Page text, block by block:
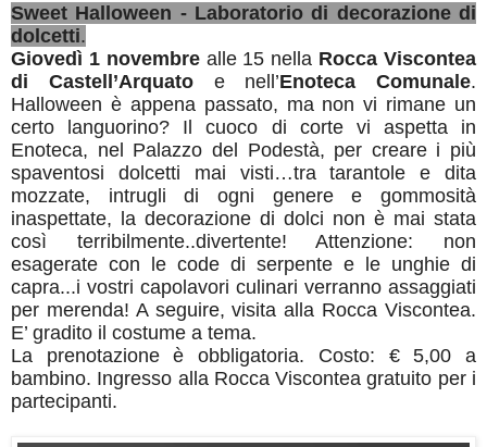
Sweet Halloween - Laboratorio di decorazione di
dolcetti.
Giovedì 1 novembrealle 15 nella Rocca Viscontea
di Castell’Arquatoe nell’Enoteca Comunale.
Halloween è appena passato, ma non vi rimane un
certo languorino? Il cuoco di corte vi aspetta in
Enoteca, nel Palazzo del Podestà, per creare i più
spaventosi dolcetti mai visti…tra tarantole e dita
mozzate, intrugli di ogni genere e gommosità
inaspettate, la decorazione di dolci non è mai stata
così terribilmente..divertente! Attenzione: non
esagerate con le code di serpente e le unghie di
capra...i vostri capolavori culinari verranno assaggiati
per merenda! A seguire, visita alla Rocca Viscontea.
E’ gradito il costume a tema.
La prenotazione è obbligatoria. Costo: € 5,00 a
bambino. Ingresso alla Rocca Viscontea gratuito per i
partecipanti.